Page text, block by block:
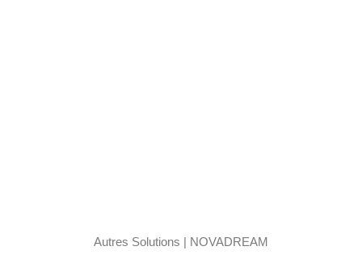
Autres Solutions | NOVADREAM